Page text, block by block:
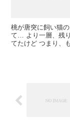
桃が唐突に飼い猫
て… より一層、残
てたけど つまり、